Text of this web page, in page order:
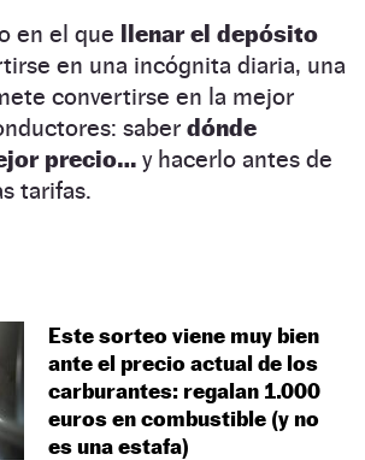
en el que llenar el depósito
en una incógnita diaria, una
convertirse en la mejor
saber dónde
precio… y hacerlo antes de
tarifas.
Este sorteo viene muy bien
ante el precio actual de los
carburantes: regalan 1.000
euros en combustible (y no
es una estafa)